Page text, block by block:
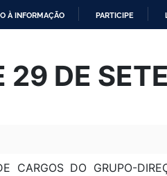
À INFORMAÇÃO PARTICIPE
29 DE
CARGOS DO GRUPO-